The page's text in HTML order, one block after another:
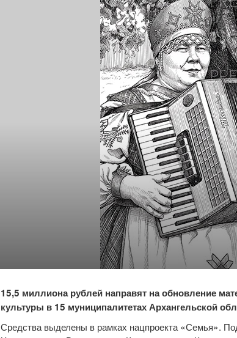
15,5 миллиона рублей направят на обновление
культуры в 15 муниципалитетах Архангельской
Средства выделены в рамках нацпроекта «Семья».